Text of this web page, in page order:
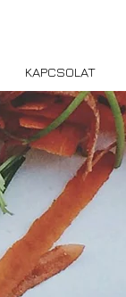
KAPCSOLAT